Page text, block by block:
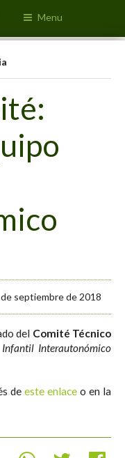
Menu
septiembre de 2018
del Comité Técnico
Infantil Interautonómico
de este enlace o en la